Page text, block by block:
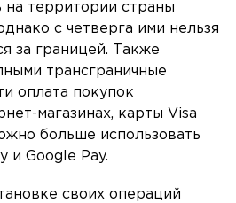
на территории страны
с четверга ими нельзя
за границей. Также
трансграничные
оплата покупок
магазинах, карты Visa
больше использовать
и Google Pay.
своих операций